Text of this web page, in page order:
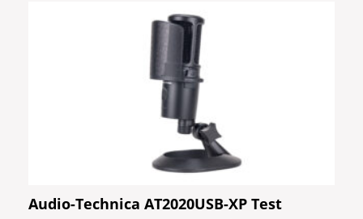
Audio-Technica AT2020USB-XP Test